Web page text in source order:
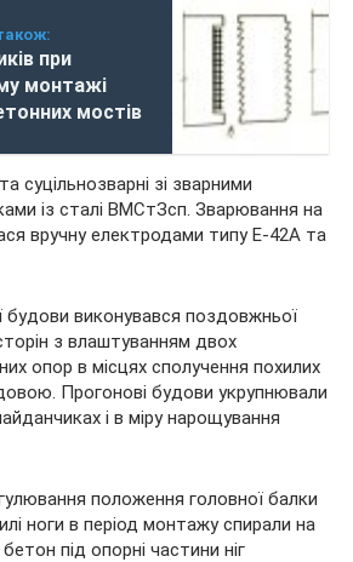
при
монтажі
мостів
суцільнозварні зі зварними
із сталі ВМСтЗсп. Зварювання на
вручну електродами типу Е-42А та
виконувався поздовжньої
з влаштуванням двох
опор в місцях сполучення похилих
Прогонові будови укрупнювали
і в міру нарощування
положення головної балки
ноги в період монтажу спирали на
під опорні частини ніг